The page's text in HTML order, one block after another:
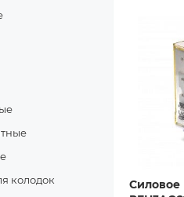
колодок
Силовое